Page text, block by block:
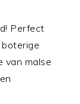
Perfect
van malse